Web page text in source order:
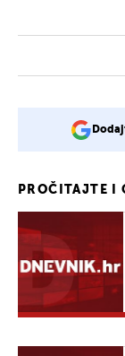
PROČITAJTE I